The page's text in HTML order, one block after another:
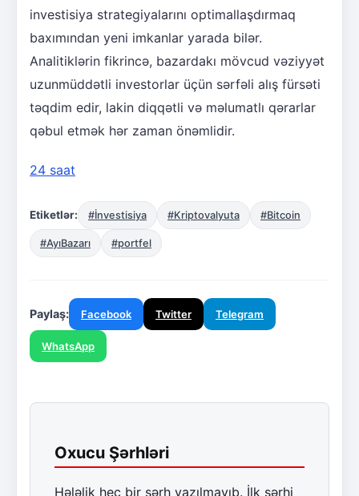
investisiya strategiyalarını optimallaşdırmaq
baxımından yeni imkanlar yarada bilər.
Analitiklərin fikrincə, bazardakı mövcud vəziyyət
uzunmüddətli investorlar üçün sərfəli alış fürsəti
təqdim edir, lakin diqqətli və məlumatlı qərarlar
qəbul etmək hər zaman önəmlidir.
24 saat
Etiketlər: #İnvestisiya #Kriptovalyuta #Bitcoin
#AyıBazarı #portfel
Paylaş: Facebook Twitter Telegram
WhatsApp
Oxucu Şərhləri
Hələlik heç bir şərh yazılmayıb. İlk şərhi